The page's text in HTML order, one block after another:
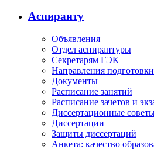
Аспиранту
Объявления
Отдел аспирантуры
Секретарям ГЭК
Направления подготовки
Документы
Расписание занятий
Расписание зачетов и
Диссертационные
Диссертации
Защиты диссертаций
Анкета: качество